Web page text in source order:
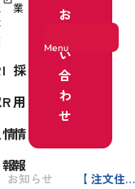
Menu
業
I
R
情
報
採
用
情
報
お
い
合
わ
せ
お知らせ 【 注文住宅事業 】「魅せる現場コンテスト」3年連続「総合最優秀賞」受賞